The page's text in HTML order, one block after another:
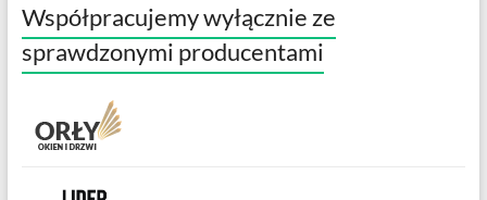
Współpracujemy wyłącznie ze
sprawdzonymi producentami